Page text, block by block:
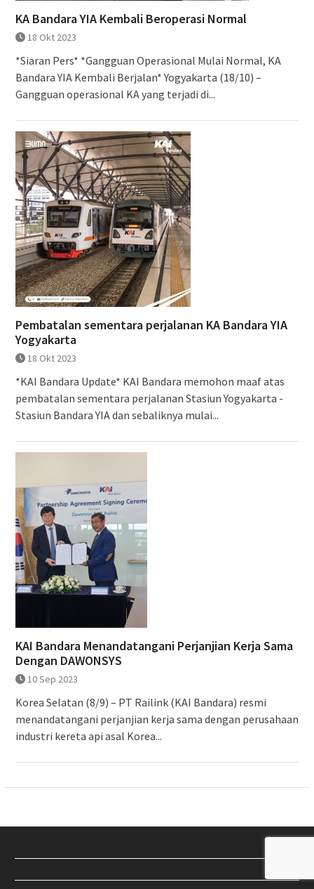
KA Bandara YIA Kembali Beroperasi Normal
18 Okt 2023
*Siaran Pers* *Gangguan Operasional Mulai Normal, KA
Bandara YIA Kembali Berjalan* Yogyakarta (18/10) –
Gangguan operasional KA yang terjadi di...
Pembatalan sementara perjalanan KA Bandara YIA
Yogyakarta
18 Okt 2023
*KAI Bandara Update* KAI Bandara memohon maaf atas
pembatalan sementara perjalanan Stasiun Yogyakarta -
Stasiun Bandara YIA dan sebaliknya mulai...
KAI Bandara Menandatangani Perjanjian Kerja Sama
Dengan DAWONSYS
10 Sep 2023
Korea Selatan (8/9) – PT Railink (KAI Bandara) resmi
menandatangani perjanjian kerja sama dengan perusahaan
industri kereta api asal Korea...